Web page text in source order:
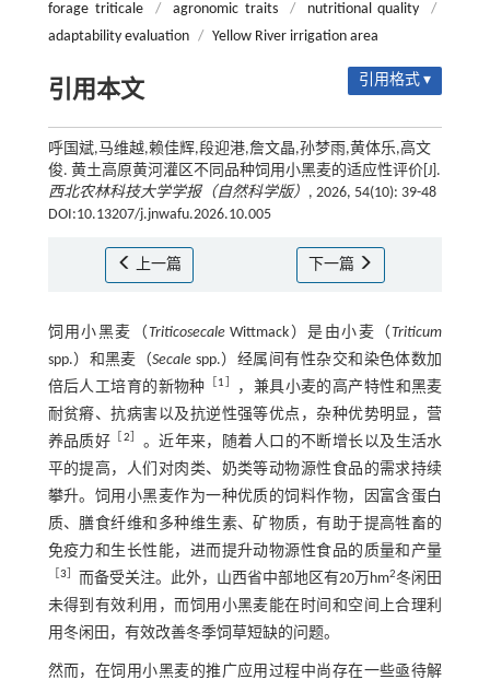
forage triticale / agronomic traits / nutritional quality
/
adaptability evaluation / Yellow River irrigation area
引用本文 引用格式 ▾
呼国斌,马维越,赖佳辉,段迎港,詹文晶,孙梦雨,黄体乐,高文
俊. 黄土高原黄河灌区不同品种饲用小黑麦的适应性评价[J].
西北农林科技大学学报（自然科学版） , 2026, 54(10): 39-48
DOI:10.13207/j.jnwafu.2026.10.005
上一篇 下一篇
饲用小黑麦（Triticosecale Wittmack）是由小麦（Triticum
spp.）和黑麦（Secale spp.）经属间有性杂交和染色体数加
倍后人工培育的新物种
1
，兼具小麦的高产特性和黑麦
耐贫瘠、抗病害以及抗逆性强等优点，杂种优势明显，营
养品质好
2
。近年来，随着人口的不断增长以及生活水
平的提高，人们对肉类、奶类等动物源性食品的需求持续
攀升。饲用小黑麦作为一种优质的饲料作物，因富含蛋白
质、膳食纤维和多种维生素、矿物质，有助于提高牲畜的
免疫力和生长性能，进而提升动物源性食品的质量和产量
3 而备受关注。此外，山西省中部地区有20万hm2冬闲田
未得到有效利用，而饲用小黑麦能在时间和空间上合理利
用冬闲田，有效改善冬季饲草短缺的问题。
然而，在饲用小黑麦的推广应用过程中尚存在一些亟待解